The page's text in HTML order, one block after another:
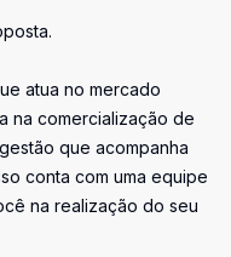
atua no mercado
na comercialização de
que acompanha
conta com uma equipe
na realização do seu